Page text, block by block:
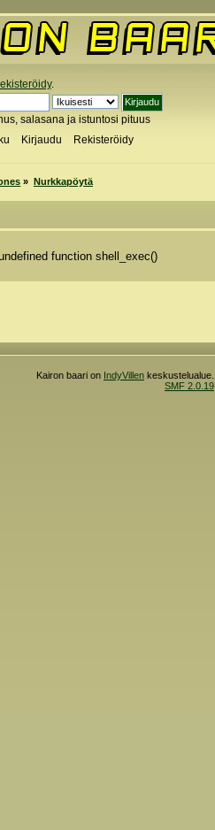
.
salasana ja istuntosi pituus
Kirjaudu Rekisteröidy
» Nurkkapöytä
function shell_exec()
Kairon baari on IndyVillen
SMF 2.0.19